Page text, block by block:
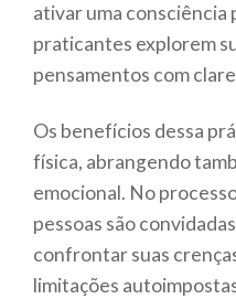
ativar uma consciência
praticantes explorem
pensamentos com
Os benefícios dessa
física, abrangendo
emocional. No
pessoas são
confrontar suas
limitações